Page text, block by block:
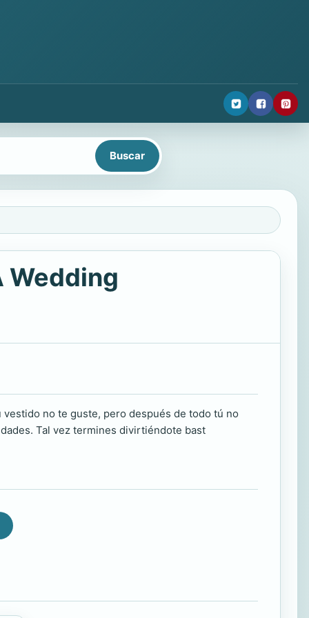
Wedding
vestido no te guste, pero después de todo tú no
Tal vez termines divirtiéndote bast